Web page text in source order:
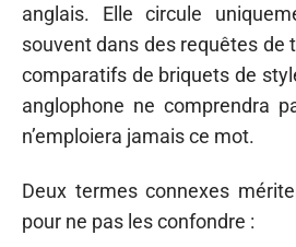
anglais. Elle circule
souvent dans des requêtes de
comparatifs de briquets de
anglophone ne comprendra
n’emploiera jamais ce mot.
Deux termes connexes
pour ne pas les confondre :